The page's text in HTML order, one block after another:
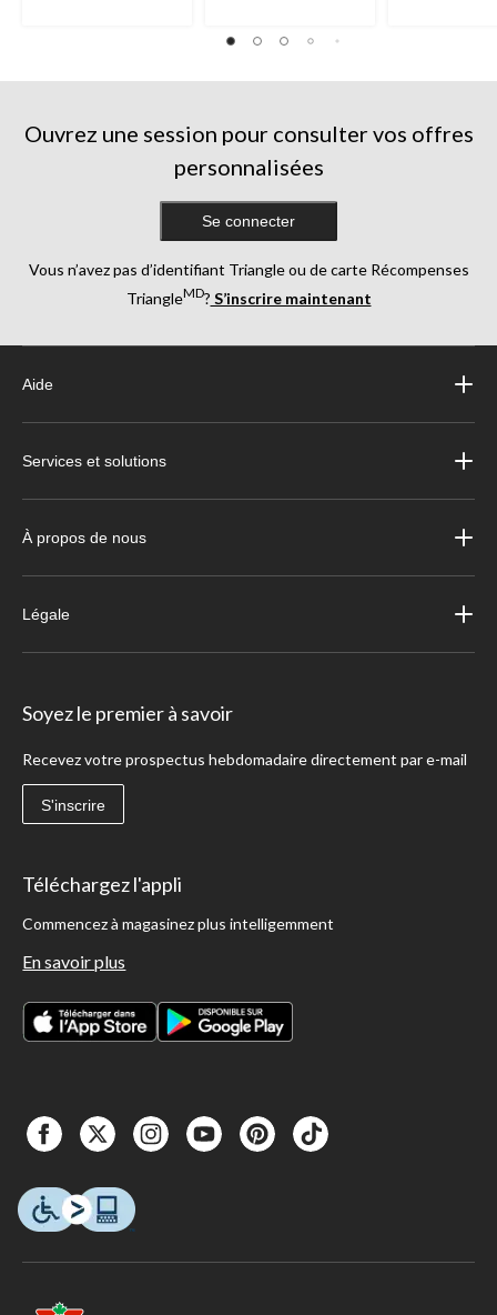
Ouvrez une session pour consulter vos offres
personnalisées
Se connecter
Vous n’avez pas d’identifiant Triangle ou de carte Récompenses
TriangleMD? S’inscrire maintenant
Aide
Services et solutions
À propos de nous
Légale
Soyez le premier à savoir
Recevez votre prospectus hebdomadaire directement par e-mail
S'inscrire
Téléchargez l'appli
Commencez à magasinez plus intelligemment
En savoir plus